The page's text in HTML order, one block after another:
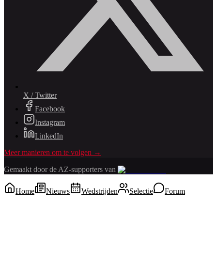
X / Twitter
Facebook
Instagram
LinkedIn
Meer manieren om te volgen →
Gemaakt door de AZ-supporters van
Home Nieuws Wedstrijden Selectie Forum